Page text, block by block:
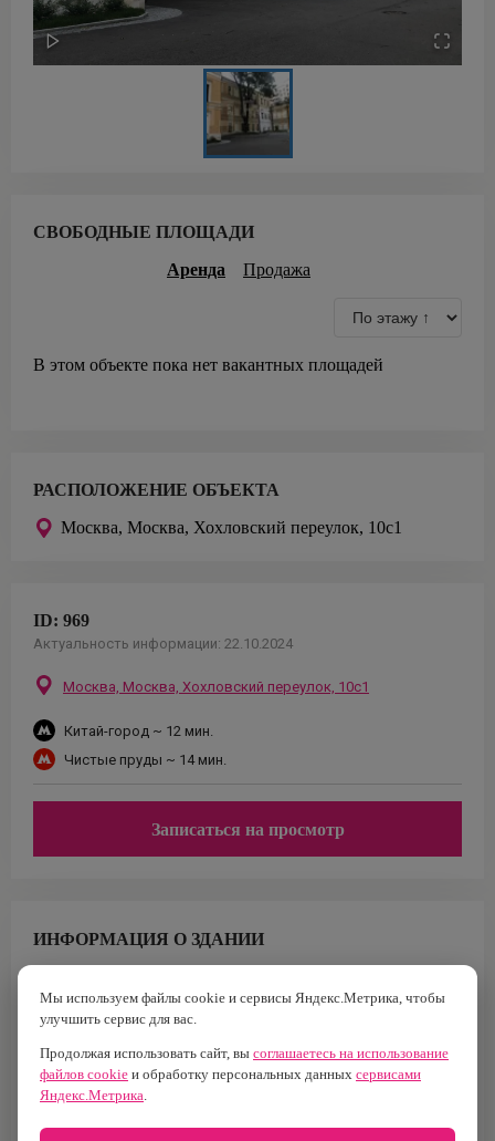
СВОБОДНЫЕ ПЛОЩАДИ
Аренда
Продажа
В этом объекте пока нет вакантных площадей
РАСПОЛОЖЕНИЕ ОБЪЕКТА
Москва, Москва, Хохловский переулок, 10с1
ID: 969
Актуальность информации: 22.10.2024
Москва, Москва, Хохловский переулок, 10с1
Китай-город ~ 12 мин.
Чистые пруды ~ 14 мин.
Записаться на просмотр
ИНФОРМАЦИЯ О ЗДАНИИ
1 713 м2
1900 г.
№9
Тип здания
Мы используем файлы cookie и сервисы Яндекс.Метрика, чтобы
улучшить сервис для вас.
Продолжая использовать сайт, вы соглашаетесь на использование
файлов cookie и обработку персональных данных сервисами
Яндекс.Метрика